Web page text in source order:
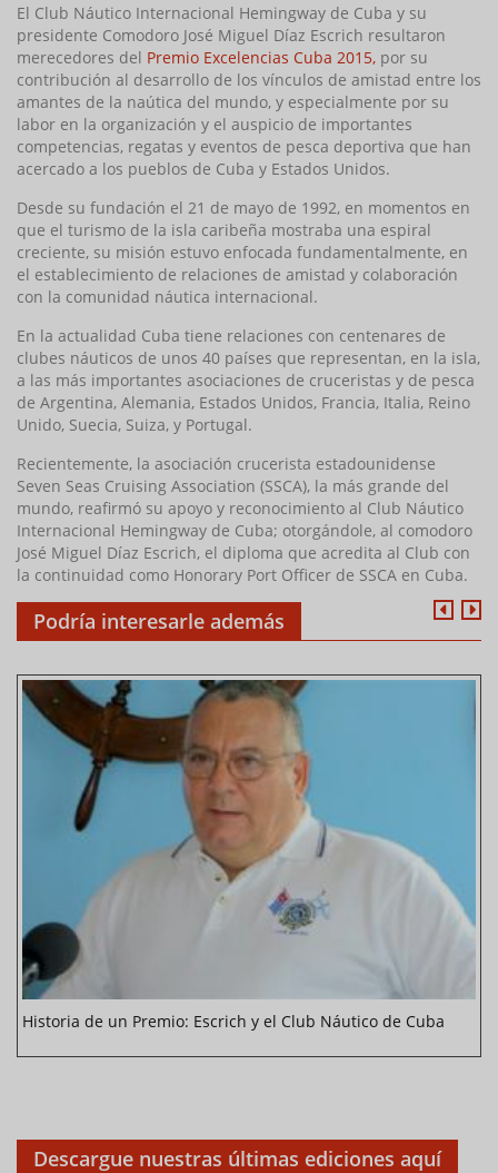
El Club Náutico Internacional Hemingway de Cuba y su
presidente Comodoro José Miguel Díaz Escrich resultaron
merecedores del Premio Excelencias Cuba 2015, por su
contribución al desarrollo de los vínculos de amistad entre los
amantes de la naútica del mundo, y especialmente por su
labor en la organización y el auspicio de importantes
competencias, regatas y eventos de pesca deportiva que han
acercado a los pueblos de Cuba y Estados Unidos.
Desde su fundación el 21 de mayo de 1992, en momentos en
que el turismo de la isla caribeña mostraba una espiral
creciente, su misión estuvo enfocada fundamentalmente, en
el establecimiento de relaciones de amistad y colaboración
con la comunidad náutica internacional.
En la actualidad Cuba tiene relaciones con centenares de
clubes náuticos de unos 40 países que representan, en la isla,
a las más importantes asociaciones de cruceristas y de pesca
de Argentina, Alemania, Estados Unidos, Francia, Italia, Reino
Unido, Suecia, Suiza, y Portugal.
Recientemente, la asociación crucerista estadounidense
Seven Seas Cruising Association (SSCA), la más grande del
mundo, reafirmó su apoyo y reconocimiento al Club Náutico
Internacional Hemingway de Cuba; otorgándole, al comodoro
José Miguel Díaz Escrich, el diploma que acredita al Club con
la continuidad como Honorary Port Officer de SSCA en Cuba.
Podría interesarle además
Historia de un Premio: Escrich y el Club Náutico de Cuba
Descargue nuestras últimas ediciones aquí